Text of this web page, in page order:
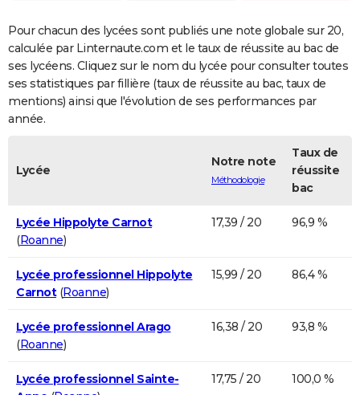
COPAINS D'AVANT
S'inscrire
Se connecter
Lycées
Collèges
Primaires
Universités
Entreprises
Service militaire
Avis de recherche
AVIS DE DÉCÈS
FORUM
Bricolage
Lifestyle
Culture
Sport
Auto
Television
Voyage
Cinema
Pour chacun des lycées sont publiés une note globale sur 20,
calculée par Linternaute.com et le taux de réussite au bac de
ses lycéens. Cliquez sur le nom du lycée pour consulter toutes
ses statistiques par fillière (taux de réussite au bac, taux de
mentions) ainsi que l'évolution de ses performances par
année.
Lycée
Notre note
Méthodologie
Taux de
réussite
bac
Lycée Hippolyte Carnot
(Roanne)
17,39 / 20 96,9 %
Lycée professionnel Hippolyte
Carnot(Roanne)
15,99 / 20 86,4 %
Lycée professionnel Arago
(Roanne)
16,38 / 20 93,8 %
Lycée professionnel Sainte-
17,75 / 20 100,0 %